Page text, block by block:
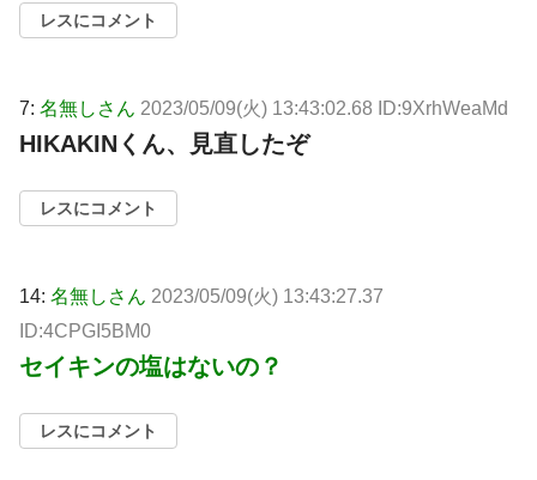
レスにコメント
7: 名無しさん 2023/05/09(火) 13:43:02.68 ID:9XrhWeaMd
HIKAKINくん、見直したぞ
レスにコメント
14: 名無しさん 2023/05/09(火) 13:43:27.37
ID:4CPGI5BM0
セイキンの塩はないの？
レスにコメント